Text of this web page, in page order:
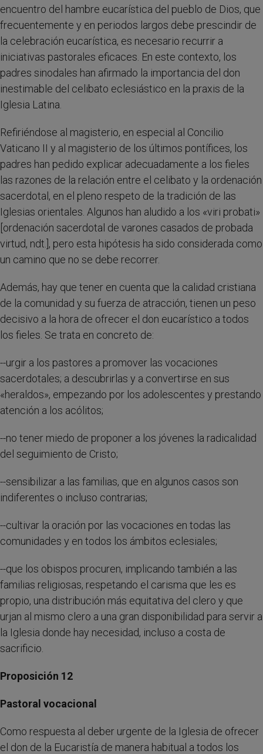
encuentro del hambre eucarística del pueblo de Dios, que
frecuentemente y en periodos largos debe prescindir de
la celebración eucarística, es necesario recurrir a
iniciativas pastorales eficaces. En este contexto, los
padres sinodales han afirmado la importancia del don
inestimable del celibato eclesiástico en la praxis de la
Iglesia Latina.
Refiriéndose al magisterio, en especial al Concilio
Vaticano II y al magisterio de los últimos pontífices, los
padres han pedido explicar adecuadamente a los fieles
las razones de la relación entre el celibato y la ordenación
sacerdotal, en el pleno respeto de la tradición de las
Iglesias orientales. Algunos han aludido a los «viri probati»
[ordenación sacerdotal de varones casados de probada
virtud, ndt.], pero esta hipótesis ha sido considerada como
un camino que no se debe recorrer.
Además, hay que tener en cuenta que la calidad cristiana
de la comunidad y su fuerza de atracción, tienen un peso
decisivo a la hora de ofrecer el don eucarístico a todos
los fieles. Se trata en concreto de:
--urgir a los pastores a promover las vocaciones
sacerdotales; a descubrirlas y a convertirse en sus
«heraldos», empezando por los adolescentes y prestando
atención a los acólitos;
--no tener miedo de proponer a los jóvenes la radicalidad
del seguimiento de Cristo;
--sensibilizar a las familias, que en algunos casos son
indiferentes o incluso contrarias;
--cultivar la oración por las vocaciones en todas las
comunidades y en todos los ámbitos eclesiales;
--que los obispos procuren, implicando también a las
familias religiosas, respetando el carisma que les es
propio, una distribución más equitativa del clero y que
urjan al mismo clero a una gran disponibilidad para servir a
la Iglesia donde hay necesidad, incluso a costa de
sacrificio.
Proposición 12
Pastoral vocacional
Como respuesta al deber urgente de la Iglesia de ofrecer
el don de la Eucaristía de manera habitual a todos los